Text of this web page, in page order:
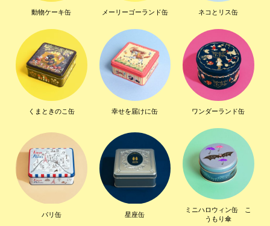
動物ケーキ缶 メーリーゴーランド缶 ネコとリス缶
くまときのこ缶 幸せを届けに缶 ワンダーランド缶
パリ缶 星座缶
ミニハロウィン缶 こ
うもり傘